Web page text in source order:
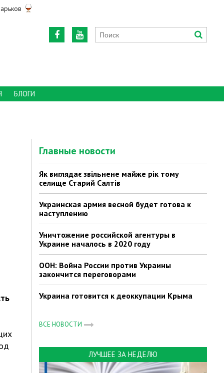
БЛОГИ
Главные новости
Як виглядає звільнене майже рік тому
селище Старий Салтів
Украинская армия весной будет готова к
наступлению
Уничтожение российской агентуры в
Украине началось в 2020 году
ООН: Война России против Украины
закончится переговорами
Украина готовится к деоккупации Крыма
ВСЕ НОВОСТИ
ЛУЧШЕЕ ЗА НЕДЕЛЮ